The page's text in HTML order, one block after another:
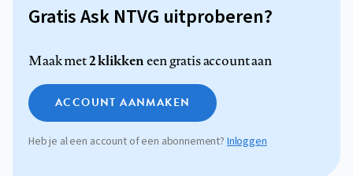
Gratis Ask NTVG uitproberen?
Maak met2 klikkeneen gratis account aan
ACCOUNT AANMAKEN
Heb je al een account of een abonnement? Inloggen